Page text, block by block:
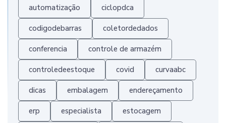
automatização ciclopdca
codigodebarras coletordedados
conferencia controle de armazém
controledeestoque covid curvaabc
dicas embalagem endereçamento
erp especialista estocagem